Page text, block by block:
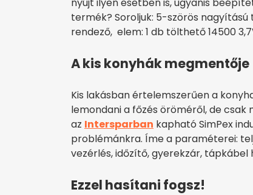
nyújt ilyen esetben is, ugyanis
termék? Soroljuk: 5-szörös
rendező, elem: 1 db tölthető 14500
A kis konyhák megmentője
Kis lakásban értelemszerűen a
lemondani a főzés öröméről, de
az Intersparban kapható SimPex
problémánkra. Íme a paraméterei:
vezérlés, időzítő, gyerekzár, tápkábel
Ezzel hasítani fogsz!